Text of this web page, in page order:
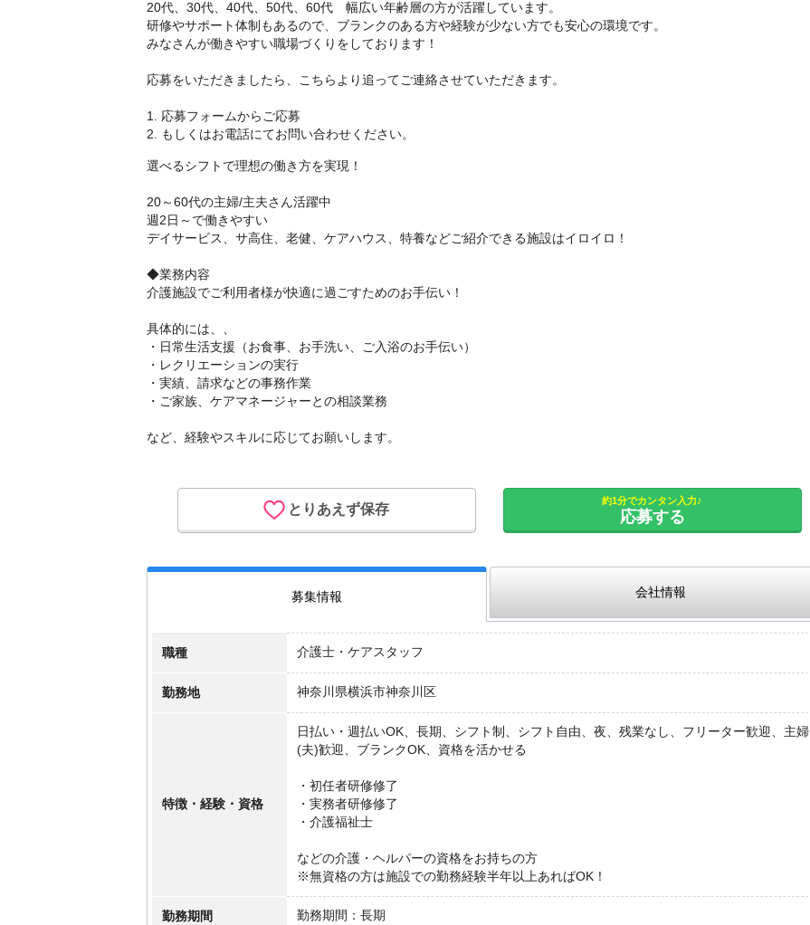
20代、30代、40代、50代、60代 幅広い年齢層の方が活躍しています。
研修やサポート体制もあるので、ブランクのある方や経験が少ない方でも安心の環境です。
みなさんが働きやすい職場づくりをしております！
応募をいただきましたら、こちらより追ってご連絡させていただきます。
1. 応募フォームからご応募
2. もしくはお電話にてお問い合わせください。
選べるシフトで理想の働き方を実現！
20～60代の主婦/主夫さん活躍中
週2日～で働きやすい
デイサービス、サ高住、老健、ケアハウス、特養などご紹介できる施設はイロイロ！
◆業務内容
介護施設でご利用者様が快適に過ごすためのお手伝い！
具体的には、、
・日常生活支援（お食事、お手洗い、ご入浴のお手伝い）
・レクリエーションの実行
・実績、請求などの事務作業
・ご家族、ケアマネージャーとの相談業務
など、経験やスキルに応じてお願いします。
とりあえず保存
約1分でカンタン入力♪
応募する
募集情報 会社情報
職種 介護士・ケアスタッフ
勤務地 神奈川県横浜市神奈川区
特徴・経験・資格
日払い・週払いOK、長期、シフト制、シフト自由、夜、残業なし、フリーター歓迎、主婦
(夫)歓迎、ブランクOK、資格を活かせる
・初任者研修修了
・実務者研修修了
・介護福祉士
などの介護・ヘルパーの資格をお持ちの方
※無資格の方は施設での勤務経験半年以上あればOK！
勤務期間 勤務期間：長期